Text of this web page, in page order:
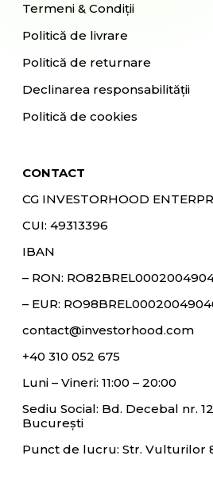
Termeni & Condiții
Politică de livrare
Politică de returnare
Declinarea responsabilității
Politică de cookies
CONTACT
CG INVESTORHOOD
CUI: 49313396
IBAN
– RON:
– EUR:
contact@investorhood.com
+40 310 052 675
Luni – Vineri: 11:00 – 20:00
Sediu Social: Bd. Decebal nr.
București
Punct de lucru: Str. Vulturilor